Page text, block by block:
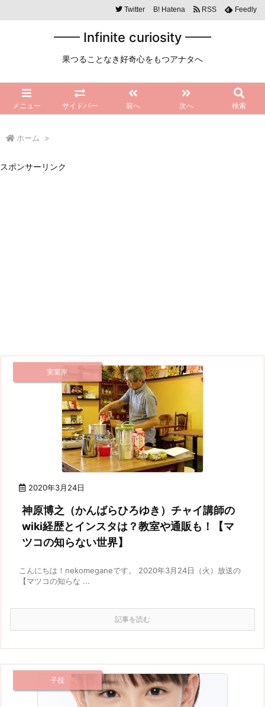
━━ Infinite curiosity ━━
果つることなき好奇心をもつアナタへ
メニュー サイドバー 前へ 次へ 検索
Twitter B! Hatena RSS Feedly
ホーム >
スポンサーリンク
2020年3月24日
実業家
神原博之（かんばらひろゆき）チャイ講師の
wiki経歴とインスタは？教室や通販も！【マ
ツコの知らない世界】
こんにちは！nekomeganeです。 2020年3月24日（火）放送の
【マツコの知らな ...
記事を読む
子役